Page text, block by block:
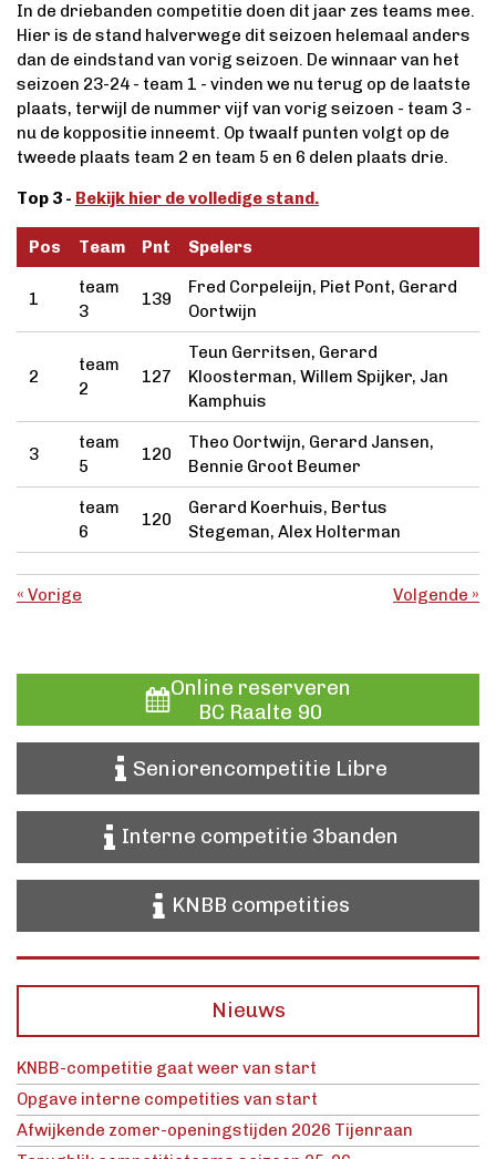
In de driebanden competitie doen dit jaar zes teams mee.
Hier is de stand halverwege dit seizoen helemaal anders
dan de eindstand van vorig seizoen. De winnaar van het
seizoen 23-24 - team 1 - vinden we nu terug op de laatste
plaats, terwijl de nummer vijf van vorig seizoen - team 3 -
nu de koppositie inneemt. Op twaalf punten volgt op de
tweede plaats team 2 en team 5 en 6 delen plaats drie.
Top 3 - Bekijk hier de volledige stand.
Pos Team Pnt Spelers
1
team
3
139
Fred Corpeleijn, Piet Pont, Gerard
Oortwijn
2
team
2
127
Teun Gerritsen, Gerard
Kloosterman, Willem Spijker, Jan
Kamphuis
3
team
5
120
Theo Oortwijn, Gerard Jansen,
Bennie Groot Beumer
team
6
120
Gerard Koerhuis, Bertus
Stegeman, Alex Holterman
« Vorige Volgende »
Online reserveren
BC Raalte 90
Seniorencompetitie Libre
Interne competitie 3banden
KNBB competities
Nieuws
KNBB-competitie gaat weer van start
Opgave interne competities van start
Afwijkende zomer-openingstijden 2026 Tijenraan